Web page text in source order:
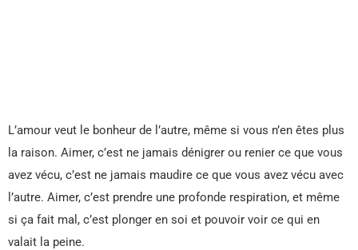
L’amour veut le bonheur de l’autre, même si vous n’en êtes plus
la raison. Aimer, c’est ne jamais dénigrer ou renier ce que vous
avez vécu, c’est ne jamais maudire ce que vous avez vécu avec
l’autre. Aimer, c’est prendre une profonde respiration, et même
si ça fait mal, c’est plonger en soi et pouvoir voir ce qui en
valait la peine.